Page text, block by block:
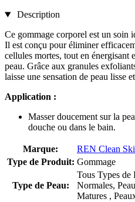
Description
Ce gommage corporel est un soin
Il est conçu pour éliminer
cellules mortes, tout en énergisant
peau. Grâce aux granules
laisse une sensation de peau lisse
Application :
Masser doucement sur la
douche ou dans le bain.
Marque:
REN Clean
Type de Produit: Gommage
Type de Peau:
Tous Types de
Normales,
Matures ,